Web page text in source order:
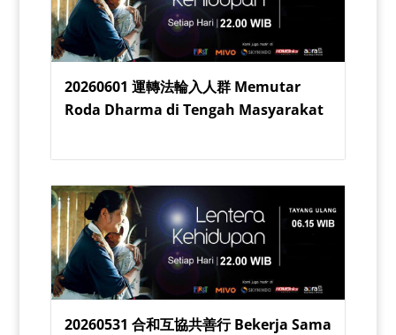
20260601 運轉法輪入人群 Memutar
Roda Dharma di Tengah Masyarakat
20260531 合和互協共善行 Bekerja Sama